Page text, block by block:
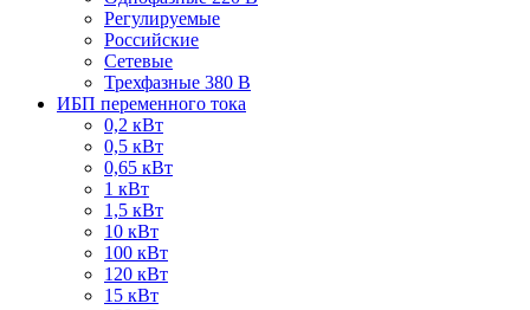
Регулируемые
Российские
Сетевые
Трехфазные 380 В
ИБП переменного тока
0,2 кВт
0,5 кВт
0,65 кВт
1 кВт
1,5 кВт
10 кВт
100 кВт
120 кВт
15 кВт